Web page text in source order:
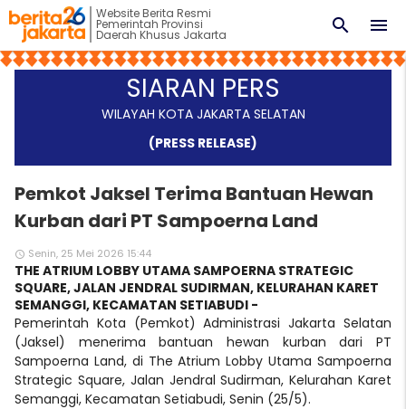
Website Berita Resmi
Pemerintah Provinsi
Daerah Khusus Jakarta menu
search
SIARAN PERS
WILAYAH KOTA JAKARTA SELATAN
(PRESS RELEASE)
Pemkot Jaksel Terima Bantuan Hewan
Kurban dari PT Sampoerna Land
access_time Senin, 25 Mei 2026 15:44
THE ATRIUM LOBBY UTAMA SAMPOERNA STRATEGIC
SQUARE, JALAN JENDRAL SUDIRMAN, KELURAHAN KARET
SEMANGGI, KECAMATAN SETIABUDI -
Pemerintah Kota (Pemkot) Administrasi Jakarta Selatan
(Jaksel) menerima bantuan hewan kurban dari PT
Sampoerna Land, di The Atrium Lobby Utama Sampoerna
Strategic Square, Jalan Jendral Sudirman, Kelurahan Karet
Semanggi, Kecamatan Setiabudi, Senin (25/5).